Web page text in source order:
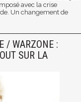
avec la crise
Un changement de
/ WARZONE :
SUR LA